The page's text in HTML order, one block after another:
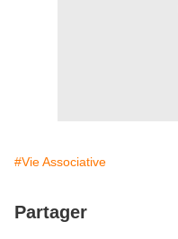
#Vie Associative
Partager